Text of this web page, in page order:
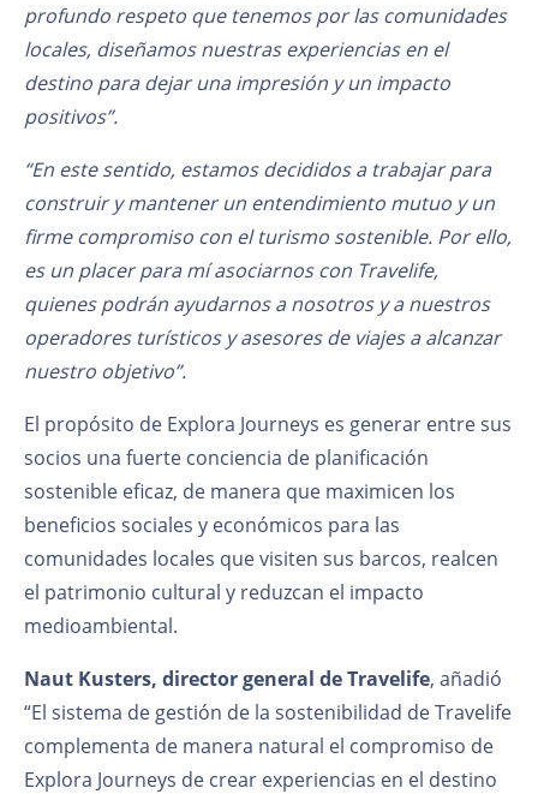
profundo respeto que tenemos por las comunidades
locales, diseñamos nuestras experiencias en el
destino para dejar una impresión y un impacto
positivos”.
“En este sentido, estamos decididos a trabajar para
construir y mantener un entendimiento mutuo y un
firme compromiso con el turismo sostenible. Por ello,
es un placer para mí asociarnos con Travelife,
quienes podrán ayudarnos a nosotros y a nuestros
operadores turísticos y asesores de viajes a alcanzar
nuestro objetivo”.
El propósito de Explora Journeys es generar entre sus
socios una fuerte conciencia de planificación
sostenible eficaz, de manera que maximicen los
beneficios sociales y económicos para las
comunidades locales que visiten sus barcos, realcen
el patrimonio cultural y reduzcan el impacto
medioambiental.
Naut Kusters, director general de Travelife, añadió
“El sistema de gestión de la sostenibilidad de Travelife
complementa de manera natural el compromiso de
Explora Journeys de crear experiencias en el destino